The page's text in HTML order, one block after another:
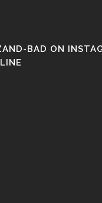
BAD ON